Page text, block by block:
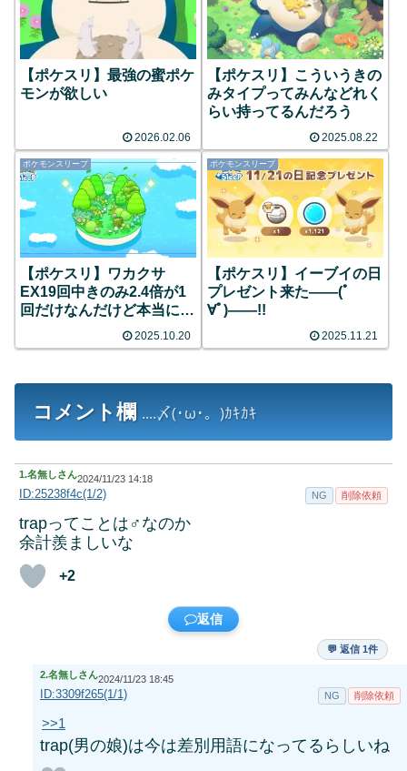
【ポケスリ】最強の蜜ポケ
モンが欲しい
2026.02.06
【ポケスリ】こういうきの
みタイプってみんなどれく
らい持ってるんだろう
2025.08.22
ポケモンスリープ
【ポケスリ】ワカクサ
EX19回中きのみ2.4倍が1
回だけなんだけど本当に等
2025.10.20
ポケモンスリープ
【ポケスリ】イーブイの日
プレゼント来た――(ﾟ
∀ﾟ)――!!
2025.11.21
コメント欄 ....〆(･ω･。)ｶｷｶｷ
1.名無しさん2024/11/23 14:18
ID:25238f4c(1/2) NG 削除依頼
trapってことは♂なのか
余計羨ましいな
+2
返信
💬 返信 1件
2.名無しさん2024/11/23 18:45
ID:3309f265(1/1) NG 削除依頼
>>1
trap(男の娘)は今は差別用語になってるらしいね